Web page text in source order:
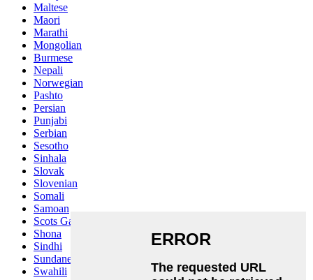
Maltese
Maori
Marathi
Mongolian
Burmese
Nepali
Norwegian
Pashto
Persian
Punjabi
Serbian
Sesotho
Sinhala
Slovak
Slovenian
Somali
Samoan
Scots Gaelic
Shona
Sindhi
Sundanese
Swahili